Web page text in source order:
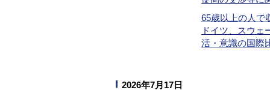
65歳以上の人で
ドイツ、スウ
活・意識の国際
2026年7月17日